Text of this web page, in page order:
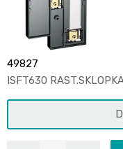
49827
ISFT630